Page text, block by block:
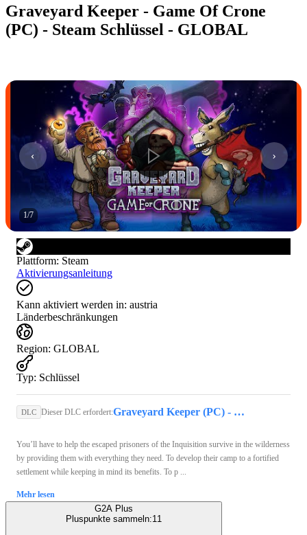
Graveyard Keeper - Game Of Crone
(PC) - Steam Schlüssel - GLOBAL
1/7
Plattform: Steam
Aktivierungsanleitung
Kann aktiviert werden in: austria
Länderbeschränkungen
Region: GLOBAL
Typ: Schlüssel
DLC Dieser DLC erfordert: Graveyard Keeper (PC) - Steam Key - GLOBAL
You’ll have to help the escaped prisoners of the Inquisition survive in the wilderness
by providing them with everything they need. To develop their camp to a fortified
settlement while keeping in mind its benefits. To p ...
Mehr lesen
G2A Plus
Pluspunkte sammeln:11